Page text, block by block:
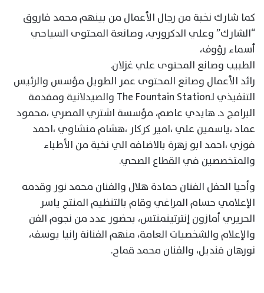
كما شارك نخبة من رجال الأعمال من بينهم محمد فاروق
“الشارك” وعلي الدكروري، وصانعة المحتوى السياحي
أسماء رؤوف،
الطبيب وصانع المحتوى علي غزلان.
رائد الأعمال وصانع المحتوى عمر الطويل مؤسس والرئيس
التنفيذي لـThe Fountain Station والصيدلانية ومقدمة
البرامج د. هايدي عاصم، مؤسسة اشتري المصري ،محمود
عماد ،ياسمين علي ،امير كركار ،هشام منشاوي ،احمد
فوزي ،احمد ابو زهرة بالاضافه الي نخبة من الأطباء
والمتخصصين في القطاع الصحي.
وأحيا الحفل الفنان حمادة هلال والفنان محمد نور وقدمه
الإعلامي حسام المراغي وقام بالتنظيم المنتج ياسر
الحريري أمازون إنترتينمنتس، بحضور عدد من نجوم الفن
والإعلام والشخصيات العامة، منهم الفنانة رانيا يوسف،
نورهان قنديل، والفنان محمد قماح.